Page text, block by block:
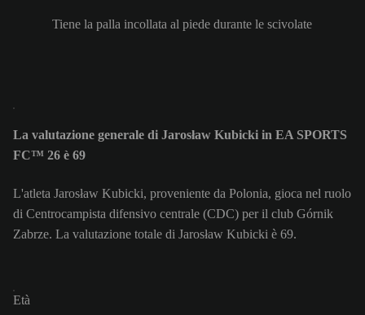
Tiene la palla incollata al piede durante le scivolate
La valutazione generale di Jarosław Kubicki in EA SPORTS
FC™ 26 è 69
L'atleta Jarosław Kubicki, proveniente da Polonia, gioca nel ruolo
di Centrocampista difensivo centrale (CDC) per il club Górnik
Zabrze. La valutazione totale di Jarosław Kubicki è 69.
Età